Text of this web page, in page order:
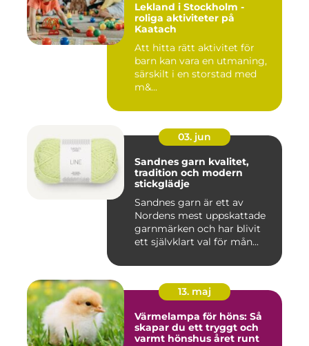
Lekland i Stockholm -
roliga aktiviteter på
Kaatach
Att hitta rätt aktivitet för
barn kan vara en utmaning,
särskilt i en storstad med
m&...
03. jun
Sandnes garn kvalitet,
tradition och modern
stickglädje
Sandnes garn är ett av
Nordens mest uppskattade
garnmärken och har blivit
ett självklart val för mån...
13. maj
Värmelampa för höns: Så
skapar du ett tryggt och
varmt hönshus året runt